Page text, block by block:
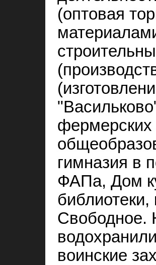
(оптовая
фермерских
гимназия в
ФАПа, Дом
Свободное.
воинские